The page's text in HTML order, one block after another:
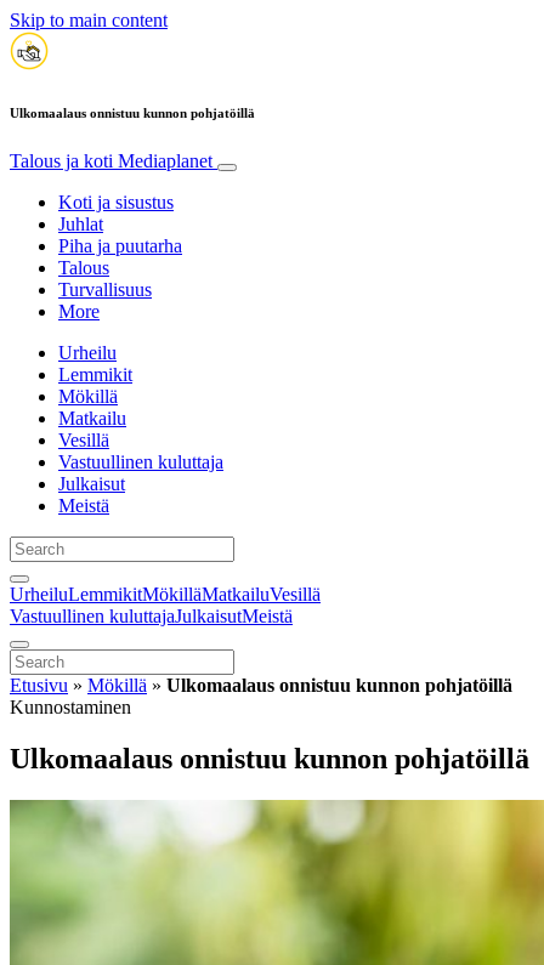
Skip to main content
Ulkomaalaus onnistuu kunnon pohjatöillä
Talous ja koti Mediaplanet
Koti ja sisustus
Juhlat
Piha ja puutarha
Talous
Turvallisuus
More
Urheilu
Lemmikit
Mökillä
Matkailu
Vesillä
Vastuullinen kuluttaja
Julkaisut
Meistä
UrheiluLemmikitMökilläMatkailuVesillä
Vastuullinen kuluttajaJulkaisutMeistä
Etusivu » Mökillä » Ulkomaalaus onnistuu kunnon pohjatöillä
Kunnostaminen
Ulkomaalaus onnistuu kunnon pohjatöillä